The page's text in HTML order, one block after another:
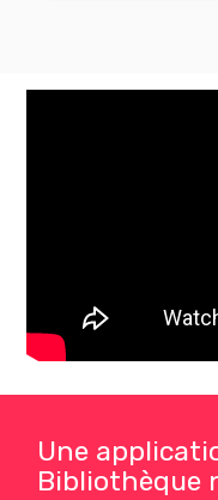
Une
Bibliothèque